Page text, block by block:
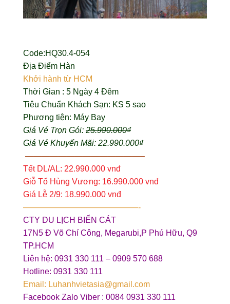
Code:HQ30.4-054
Địa Điểm Hàn
Khởi hành từ HCM
Thời Gian : 5 Ngày 4 Đêm
Tiêu Chuẩn Khách Sạn: KS 5 sao
Phương tiện: Máy Bay
Giá Vé Trọn Gói: 25.990.000₫
Giá Vé Khuyến Mãi: 22.990.000₫
——————————————–
Tết DL/AL: 22.990.000 vnđ
Giỗ Tổ Hùng Vương: 16.990.000 vnđ
Giá Lễ 2/9: 18.990.000 vnđ
——————————————-
CTY DU LỊCH BIỂN CÁT
17N5 Đ Võ Chí Công, Megarubi,P Phú Hữu, Q9
TP.HCM
Liên hệ: 0931 330 111 – 0909 570 688
Hotline: 0931 330 111
Email: Luhanhvietasia@gmail.com
Facebook Zalo Viber : 0084 0931 330 111